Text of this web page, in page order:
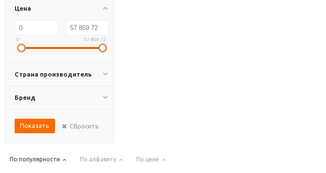
Цена
0 57 859.72
Страна производитель
Бренд
Показать Сбросить
По популярности По алфавиту По цене